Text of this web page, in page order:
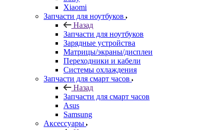
Зарядные устройства
Матрицы/экраны/дисплеи
Переходники и кабели
Системы охлаждения
Запчасти для смарт часов
Назад
Запчасти для смарт часов
Asus
Samsung
Аксессуары
Назад
Аксессуары
Apple
Чехлы для телефонов и накладки